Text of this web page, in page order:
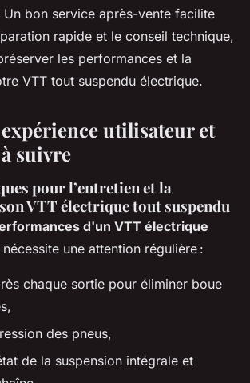
Un bon service après-vente facilite
rapide et le conseil technique,
les performances et la
VTT tout suspendu électrique.
utilisateur et
suivre
pour l’entretien et la
VTT électrique tout suspendu
d'un VTT électrique
nécessite une attention régulière :
chaque sortie pour éliminer boue
des pneus,
de la suspension intégrale et